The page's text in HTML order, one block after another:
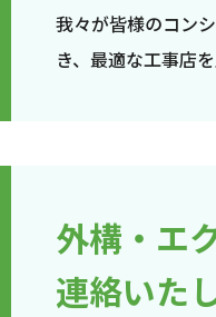
我々が皆様のコン
き、最適な工事店
外構・エ
連絡いた